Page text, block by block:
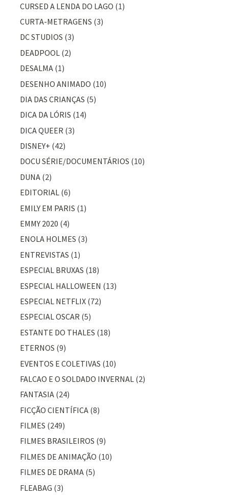
CURSED A LENDA DO LAGO (1)
CURTA-METRAGENS (3)
DC STUDIOS (3)
DEADPOOL (2)
DESALMA (1)
DESENHO ANIMADO (10)
DIA DAS CRIANÇAS (5)
DICA DA LÓRIS (14)
DICA QUEER (3)
DISNEY+ (42)
DOCU SÉRIE/DOCUMENTÁRIOS (10)
DUNA (2)
EDITORIAL (6)
EMILY EM PARIS (1)
EMMY 2020 (4)
ENOLA HOLMES (3)
ENTREVISTAS (1)
ESPECIAL BRUXAS (18)
ESPECIAL HALLOWEEN (13)
ESPECIAL NETFLIX (72)
ESPECIAL OSCAR (5)
ESTANTE DO THALES (18)
ETERNOS (9)
EVENTOS E COLETIVAS (10)
FALCAO E O SOLDADO INVERNAL (2)
FANTASIA (24)
FICÇÃO CIENTÍFICA (8)
FILMES (249)
FILMES BRASILEIROS (9)
FILMES DE ANIMAÇÃO (10)
FILMES DE DRAMA (5)
FLEABAG (3)